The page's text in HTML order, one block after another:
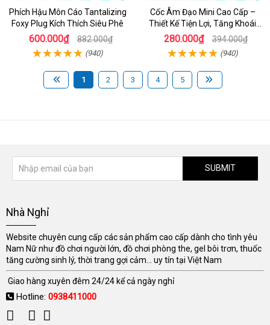
Phích Hậu Môn Cáo Tantalizing
Foxy Plug Kích Thích Siêu Phê
600.000₫ 882.000₫
(940)
Cốc Âm Đạo Mini Cao Cấp –
Thiết Kế Tiện Lợi, Tăng Khoái
Cảm
280.000₫ 394.000₫
(940)
1 2 3 4 5
SUBMIT
Nhà Nghỉ
Website chuyên cung cấp các sản phẩm cao cấp dành cho tình yêu
Nam Nữ như đồ chơi người lớn, đồ chơi phòng the, gel bôi trơn, thuốc
tăng cường sinh lý, thời trang gợi cảm... uy tín tại Việt Nam
Giao hàng xuyên đêm 24/24 kể cả ngày nghỉ
Hotline: 0938411000